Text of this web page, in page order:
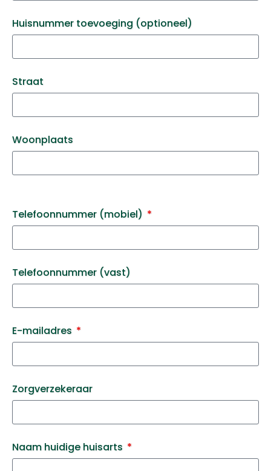
Huisnummer toevoeging (optioneel)
Straat
Woonplaats
Telefoonnummer (mobiel)
Telefoonnummer (vast)
E-mailadres
Zorgverzekeraar
Naam huidige huisarts